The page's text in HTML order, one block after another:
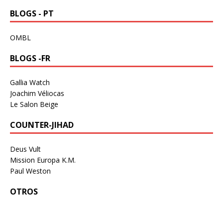
BLOGS - PT
OMBL
BLOGS -FR
Gallia Watch
Joachim Véliocas
Le Salon Beige
COUNTER-JIHAD
Deus Vult
Mission Europa K.M.
Paul Weston
OTROS